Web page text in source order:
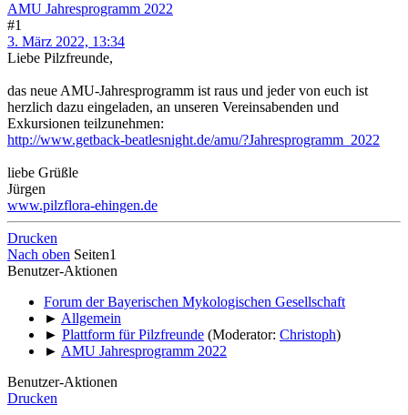
AMU Jahresprogramm 2022
#1
3. März 2022, 13:34
Liebe Pilzfreunde,
das neue AMU-Jahresprogramm ist raus und jeder von euch ist
herzlich dazu eingeladen, an unseren Vereinsabenden und
Exkursionen teilzunehmen:
http://www.getback-beatlesnight.de/amu/?Jahresprogramm_2022
liebe Grüßle
Jürgen
www.pilzflora-ehingen.de
Drucken
Nach oben Seiten1
Benutzer-Aktionen
Forum der Bayerischen Mykologischen Gesellschaft
► Allgemein
► Plattform für Pilzfreunde (Moderator: Christoph)
► AMU Jahresprogramm 2022
Benutzer-Aktionen
Drucken